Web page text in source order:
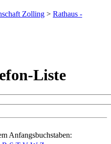
Zolling > Rathaus -
Liste
Anfangsbuchstaben: